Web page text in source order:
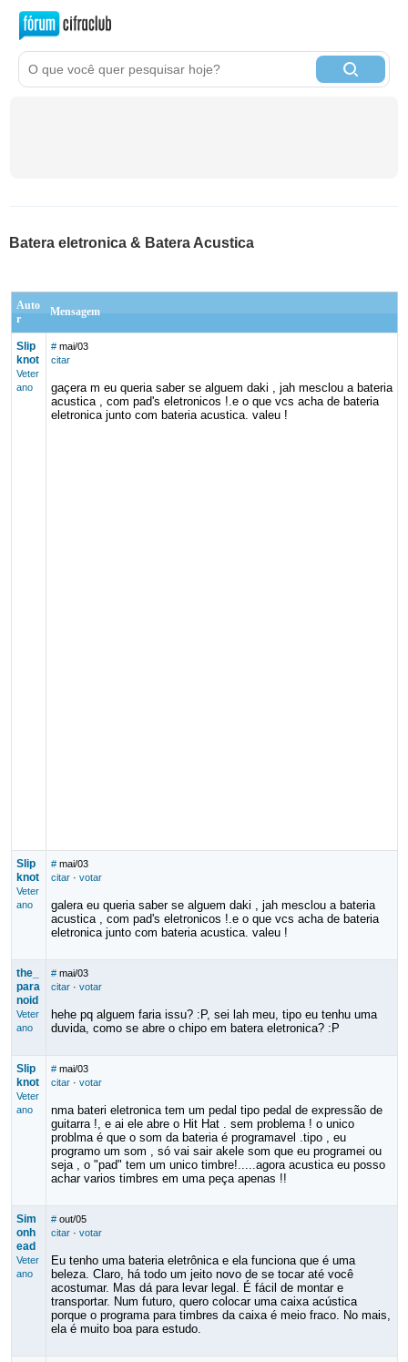
Batera eletronica & Batera Acustica
Auto
r
Mensagem
Slip
knot
Veter
ano
# mai/03
citar
gaçera m eu queria saber se alguem daki , jah mesclou a bateria
acustica , com pad's eletronicos !.e o que vcs acha de bateria
eletronica junto com bateria acustica. valeu !
Slip
knot
Veter
ano
# mai/03
citar· votar
galera eu queria saber se alguem daki , jah mesclou a bateria
acustica , com pad's eletronicos !.e o que vcs acha de bateria
eletronica junto com bateria acustica. valeu !
the_
para
noid
Veter
ano
# mai/03
citar· votar
hehe pq alguem faria issu? :P, sei lah meu, tipo eu tenhu uma
duvida, como se abre o chipo em batera eletronica? :P
Slip
knot
Veter
ano
# mai/03
citar· votar
nma bateri eletronica tem um pedal tipo pedal de expressão de
guitarra !, e ai ele abre o Hit Hat . sem problema ! o unico
problma é que o som da bateria é programavel .tipo , eu
programo um som , só vai sair akele som que eu programei ou
seja , o "pad" tem um unico timbre!.....agora acustica eu posso
achar varios timbres em uma peça apenas !!
Sim
onh
ead
Veter
ano
# out/05
citar· votar
Eu tenho uma bateria eletrônica e ela funciona que é uma
beleza. Claro, há todo um jeito novo de se tocar até você
acostumar. Mas dá para levar legal. É fácil de montar e
transportar. Num futuro, quero colocar uma caixa acústica
porque o programa para timbres da caixa é meio fraco. No mais,
ela é muito boa para estudo.